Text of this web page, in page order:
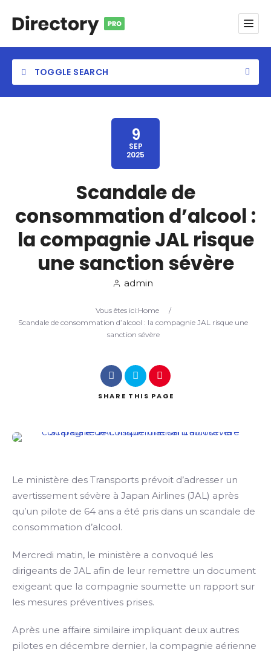
TOGGLE SEARCH
9
SEP
2025
Scandale de
consommation d’alcool :
la compagnie JAL risque
une sanction sévère
admin
Vous êtes ici:Home
/
Scandale de consommation d’alcool : la compagnie JAL risque une
sanction sévère
SHARE THIS PAGE
Le ministère des Transports prévoit d’adresser un
avertissement sévère à Japan Airlines (JAL) après
qu’un pilote de 64 ans a été pris dans un scandale de
consommation d’alcool.
Mercredi matin, le ministère a convoqué les
dirigeants de JAL afin de leur remettre un document
exigeant que la compagnie soumette un rapport sur
les mesures préventives prises.
Après une affaire similaire impliquant deux autres
pilotes en décembre dernier, la compagnie aérienne